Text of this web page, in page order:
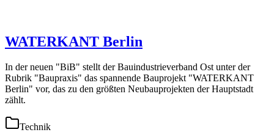
WATERKANT Berlin
In der neuen "BiB" stellt der Bauindustrieverband Ost unter der
Rubrik "Baupraxis" das spannende Bauprojekt "WATERKANT
Berlin" vor, das zu den größten Neubauprojekten der Hauptstadt
zählt.
Technik